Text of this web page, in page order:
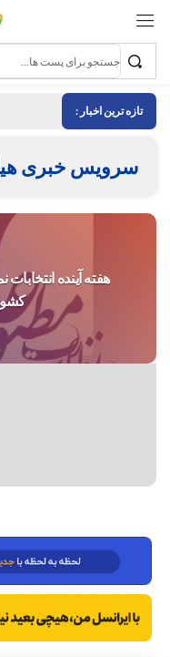
تازه ترین اخبار :
سرویس خبری
هفته آینده